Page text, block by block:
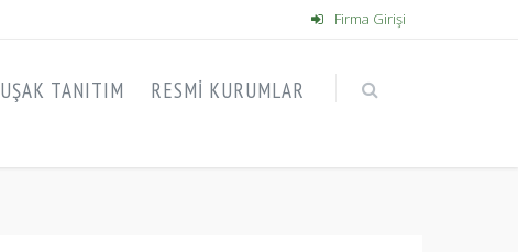
Firma Girişi
UŞAK TANITIM RESMI KURUMLAR